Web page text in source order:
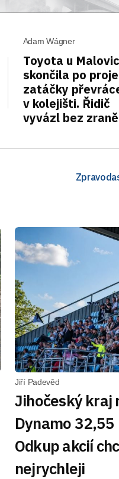
Adam Wágner
Toyota u Malovic
skončila po
zatáčky
v kolejišti. Řidič
vyvázl bez
Jiří Padevěd
Jihočeský kraj
Dynamo
Odkup akcií
nejrychleji